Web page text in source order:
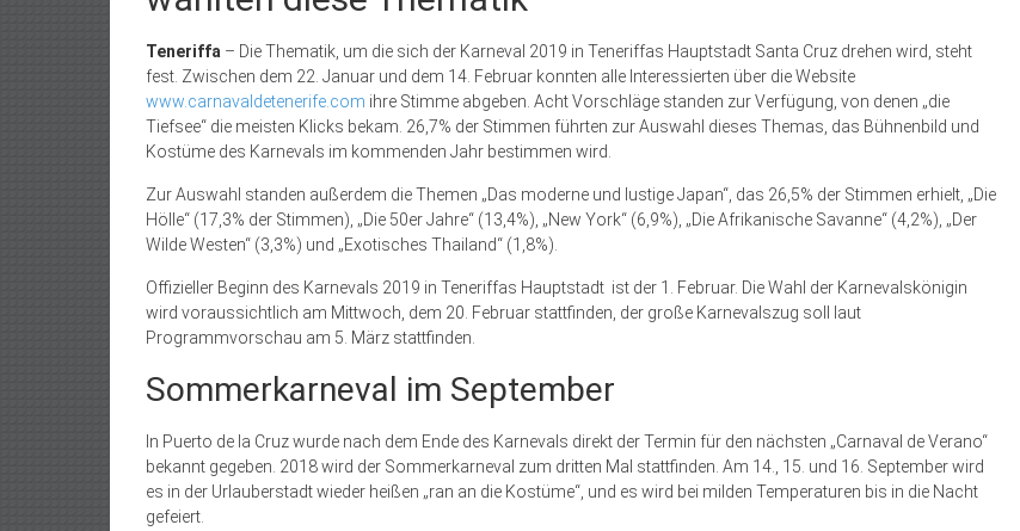
Teneriffa – Die Thematik, um die sich der Karneval 2019 in Teneriffas Hauptstadt Santa Cruz drehen wird, steht
fest. Zwischen dem 22. Januar und dem 14. Februar konnten alle Interessierten über die Website
www.carnavaldetenerife.com ihre Stimme abgeben. Acht Vorschläge standen zur Verfügung, von denen „die
Tiefsee“ die meisten Klicks bekam. 26,7% der Stimmen führten zur Auswahl dieses Themas, das Bühnenbild und
Kostüme des Karnevals im kommenden Jahr bestimmen wird.
Zur Auswahl standen außerdem die Themen „Das moderne und lustige Japan“, das 26,5% der Stimmen erhielt, „Die
Hölle“ (17,3% der Stimmen), „Die 50er Jahre“ (13,4%), „New York“ (6,9%), „Die Afrikanische Savanne“ (4,2%), „Der
Wilde Westen“ (3,3%) und „Exotisches Thailand“ (1,8%).
Offizieller Beginn des Karnevals 2019 in Teneriffas Hauptstadt ist der 1. Februar. Die Wahl der Karnevalskönigin
wird voraussichtlich am Mittwoch, dem 20. Februar stattfinden, der große Karnevalszug soll laut
Programmvorschau am 5. März stattfinden.
Sommerkarneval im September
In Puerto de la Cruz wurde nach dem Ende des Karnevals direkt der Termin für den nächsten „Carnaval de Verano“
bekannt gegeben. 2018 wird der Sommerkarneval zum dritten Mal stattfinden. Am 14., 15. und 16. September wird
es in der Urlauberstadt wieder heißen „ran an die Kostüme“, und es wird bei milden Temperaturen bis in die Nacht
gefeiert.